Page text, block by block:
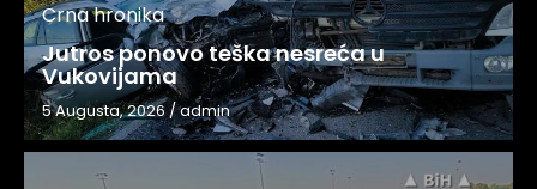
Crna hronika
Jutros ponovo teška nesreća u
Vukovijama
5 Augusta, 2026/admin